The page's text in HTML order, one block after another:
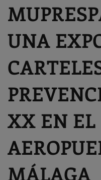
UNA
XX EN EL
MÁLAGA